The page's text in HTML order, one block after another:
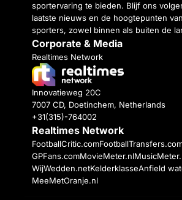
sportervaring te bieden. Blijf ons
laatste nieuws en de hoogtepunten
sporters, zowel binnen als buiten de
Corporate & Media
Realtimes Network
Innovatieweg 20C
7007 CD, Doetinchem, Netherlands
+31(315)-764002
Realtimes Network
FootballCritic.com
GPFans.comMovieMeter.nl
WijWedden.netKelderklasseAnfield
MeeMetOranje.nl